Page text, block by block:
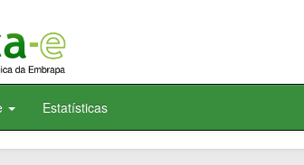
Estatísticas